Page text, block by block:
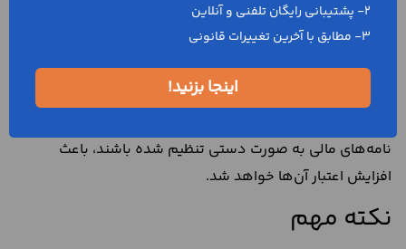
اشخاص تنظیم می‌شوند. رضایت نامه‌ شوهر به همسر خود
بابت تغییر اقامتگاه او، رضایت نامه پدر برای خارج شدن فرزندان
از مرز، رضایت نامه زوج برای خارج شدن زوجه از مرز و رضایت
نامه شاکی در پایان دادن به دعاوی کیفری و اختلافات حقوقی،
نامه‌های مالی به صورت دستی تنظیم شده باشند، باعث
افزایش اعتبار آن‌ها خواهد شد.
نکته مهم
2- پشتیبانی رایگان تلفنی و آنلاین
3- مطابق با آخرین تغییرات قانونی
اینجا بزنید!